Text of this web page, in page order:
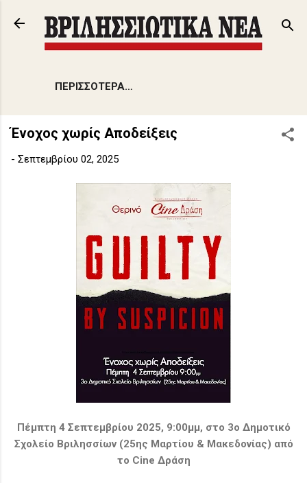
Μετάβαση στο κύριο περιεχόμενο
ΠΕΡΙΣΣΌΤΕΡΑ…
Ένοχος χωρίς Αποδείξεις
- Σεπτεμβρίου 02, 2025
Πέμπτη 4 Σεπτεμβρίου 2025, 9:00μμ, στο 3ο Δημοτικό
Σχολείο Βριλησσίων (25ης Μαρτίου & Μακεδονίας) από
το Cine Δράση